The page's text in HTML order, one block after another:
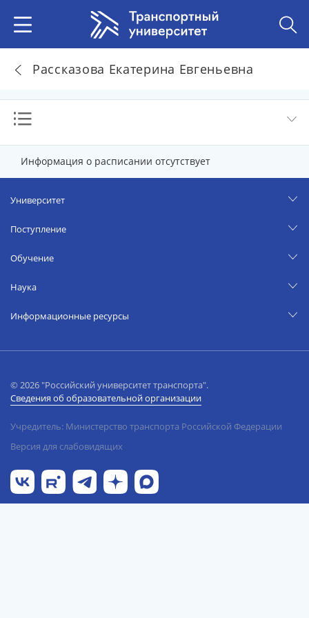
Рассказова Екатерина Евгеньевна
Информация о расписании отсутствует
Университет
Поступление
Обучение
Наука
Информационные ресурсы
© 2026 "Российский университет транспорта".
Сведения об образовательной организации
Учредитель: Министерство транспорта Российской Федерации
Версия для слабовидящих